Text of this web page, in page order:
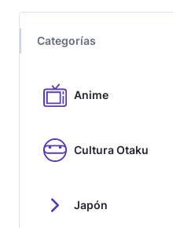
Categorías
Anime
Cultura Otaku
Japón